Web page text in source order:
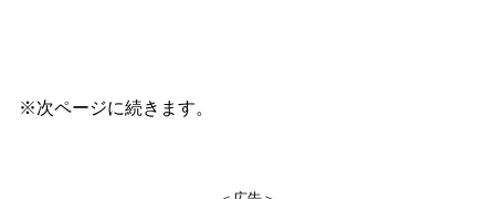
※次ページに続きます。